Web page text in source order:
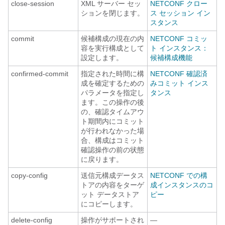
close-session
XML サーバー セッ
ションを閉じます。
NETCONF クロー
ス セッション イン
スタンス
commit
候補構成の現在の内
容を実行構成として
設定します。
NETCONF コミッ
ト インスタンス：
候補構成機能
confirmed-commit
指定された時間に構
成を確定するための
パラメータを指定し
ます。この操作の後
の、確認タイムアウ
ト期間内にコミット
が行われなかった場
合、構成はコミット
確認操作の前の状態
に戻ります。
NETCONF 確認済
みコミット インス
タンス
copy-config
送信元構成データス
トアの内容をターゲ
ット データストア
にコピーします。
NETCONF での構
成インスタンスのコ
ピー
delete-config
操作がサポートされ
—